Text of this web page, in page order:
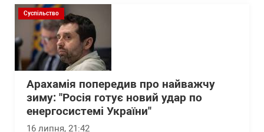
Суспільство
Арахамія попередив про найважчу
зиму: "Росія готує новий удар по
енергосистемі України"
16 липня, 21:42